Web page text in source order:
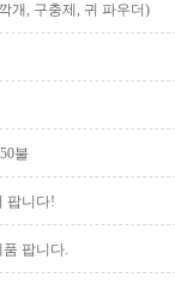
개, 구충제, 귀 파우더)
불
팝니다!
팝니다.